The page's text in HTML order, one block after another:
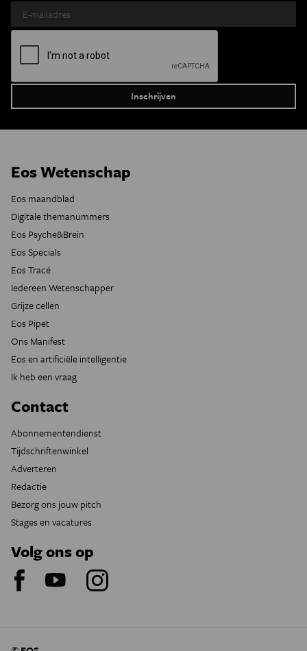
Eos Wetenschap
Eos maandblad
Digitale themanummers
Eos Psyche&Brein
Eos Specials
Eos Tracé
Iedereen Wetenschapper
Grijze cellen
Eos Pipet
Ons Manifest
Eos en artificiële intelligentie
Ik heb een vraag
Contact
Abonnementendienst
Tijdschriftenwinkel
Adverteren
Redactie
Bezorg ons jouw pitch
Stages en vacatures
Volg ons op